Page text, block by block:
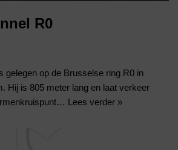
R0
gelegen op de Brusselse ring R0 in
Hij is 805 meter lang en laat verkeer
Lees verder »